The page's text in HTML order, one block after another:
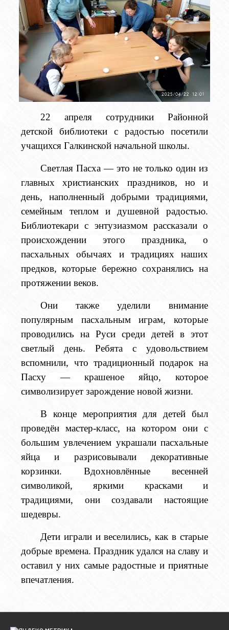
22 апреля сотрудники Районной
детской библиотеки с радостью посетили
учащихся Галкинской начальной школы.
Светлая Пасха — это не только один из
главных христианских праздников, но и
день, наполненный добрыми традициями,
семейным теплом и душевной радостью.
Библиотекари с энтузиазмом рассказали о
происхождении этого праздника, о
пасхальных обычаях и традициях наших
предков, которые бережно сохранялись на
протяжении веков.
Они также уделили внимание
популярным пасхальным играм, которые
проводились на Руси среди детей в этот
светлый день. Ребята с удовольствием
вспомнили, что традиционный подарок на
Пасху — крашеное яйцо, которое
символизирует зарождение новой жизни.
В конце мероприятия для детей был
проведён мастер-класс, на котором они с
большим увлечением украшали пасхальные
яйца и разрисовывали декоративные
корзинки. Вдохновлённые весенней
символикой, яркими красками и
традициями, они создавали настоящие
шедевры.
Дети играли и веселились, как в старые
добрые времена. Праздник удался на славу и
оставил у них самые радостные и приятные
впечатления.